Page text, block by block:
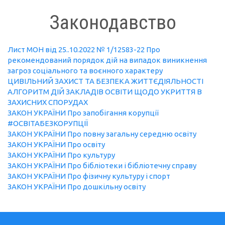
Законодавство
Лист МОН від 25..10.2022 № 1/12583-22 Про
рекомендований порядок дій на випадок виникнення
загроз соціального та воєнного характеру
ЦИВІЛЬНИЙ ЗАХИСТ ТА БЕЗПЕКА ЖИТТЄДІЯЛЬНОСТІ
АЛГОРИТМ ДІЙ ЗАКЛАДІВ ОСВІТИ ЩОДО УКРИТТЯ В
ЗАХИСНИХ СПОРУДАХ
ЗАКОН УКРАЇНИ Про запобігання корупції
#ОСВІТАБЕЗКОРУПЦІЇ
ЗАКОН УКРАЇНИ Про повну загальну середню освіту
ЗАКОН УКРАЇНИ Про освіту
ЗАКОН УКРАЇНИ Про культуру
ЗАКОН УКРАЇНИ Про бібліотеки і бібліотечну справу
ЗАКОН УКРАЇНИ Про фізичну культуру і спорт
ЗАКОН УКРАЇНИ Про дошкільну освіту